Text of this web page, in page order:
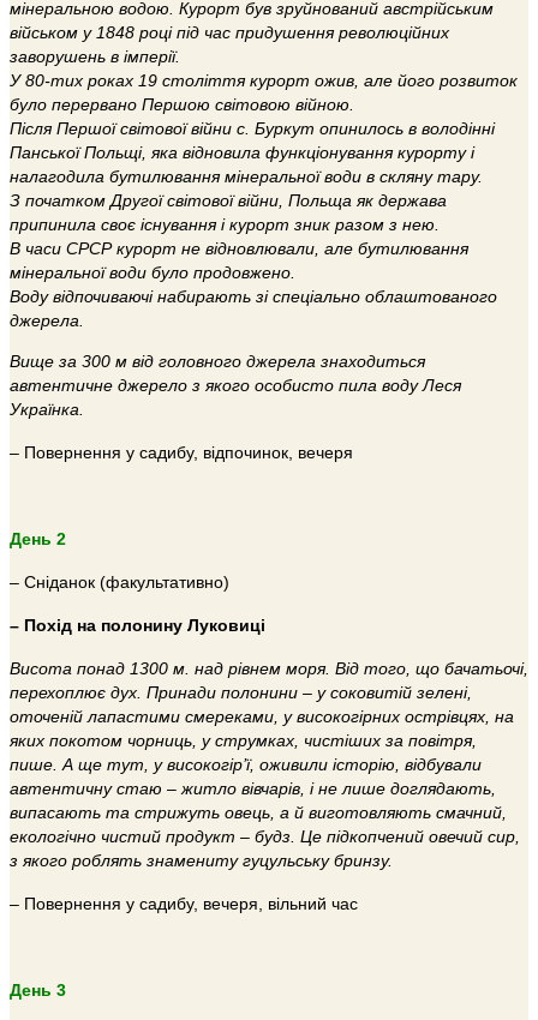
мінеральною водою. Курорт був зруйнований австрійським
військом у 1848 році під час придушення революційних
заворушень в імперії.
У 80-тих роках 19 століття курорт ожив, але його розвиток
було перервано Першою світовою війною.
Після Першої світової війни с. Буркут опинилось в володінні
Панської Польщі, яка відновила функціонування курорту і
налагодила бутилювання мінеральної води в скляну тару.
З початком Другої світової війни, Польща як держава
припинила своє існування і курорт зник разом з нею.
В часи СРСР курорт не відновлювали, але бутилювання
мінеральної води було продовжено.
Воду відпочиваючі набирають зі спеціально облаштованого
джерела.
Вище за 300 м від головного джерела знаходиться
автентичне джерело з якого особисто пила воду Леся
Українка.
– Повернення у садибу, відпочинок, вечеря
День 2
– Сніданок (факультативно)
– Похід на полонину Луковиці
Висота понад 1300 м. над рівнем моря. Від того, що бачатьочі,
перехоплює дух. Принади полонини – у соковитій зелені,
оточеній лапастими смереками, у високогірних острівцях, на
яких покотом чорниць, у струмках, чистіших за повітря,
пише. А ще тут, у високогір’ї, оживили історію, відбували
автентичну стаю – житло вівчарів, і не лише доглядають,
випасають та стрижуть овець, а й виготовляють смачний,
екологічно чистий продукт – будз. Це підкопчений овечий сир,
з якого роблять знамениту гуцульську бринзу.
– Повернення у садибу, вечеря, вільний час
День 3